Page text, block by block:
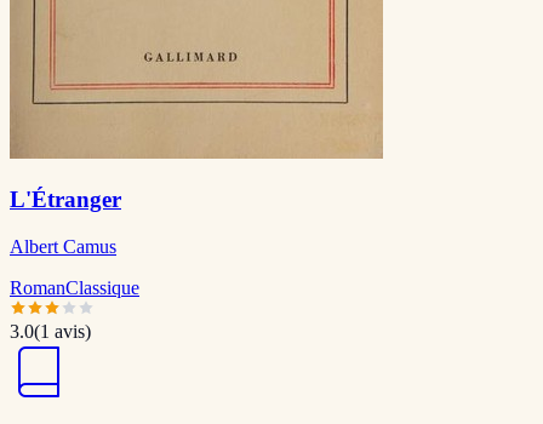
L'Étranger
Albert Camus
RomanClassique
3.0(1 avis)